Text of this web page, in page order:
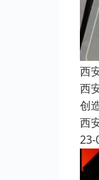
西
西
创
西
23-